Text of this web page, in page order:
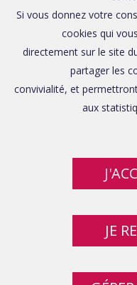
Si vous donnez votre
cookies qui
directement sur le site
partager les
convivialité, et
aux
JE